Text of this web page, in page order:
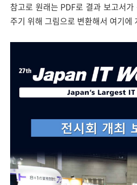
참고로 원래는 PDF로 결과 보고서
주기 위해 그림으로 변환해서 여기에